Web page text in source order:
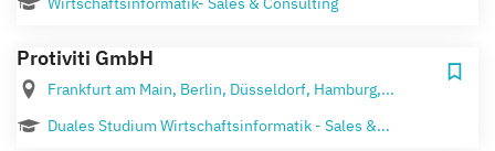
Protiviti GmbH
Frankfurt am Main, Berlin, Düsseldorf, Hamburg,...
Duales Studium Wirtschaftsinformatik - Sales &...